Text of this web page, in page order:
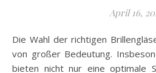
April 16,
Die Wahl der richtigen Brillengläser ist für viele Menschen
von großer Bedeutung.
bieten nicht nur eine optimale